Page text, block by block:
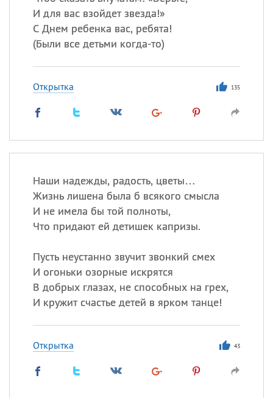
И для вас взойдет звезда!»
С Днем ребенка вас, ребята!
(Были все детьми когда-то)
Открытка 135
Наши надежды, радость, цветы…
Жизнь лишена была б всякого смысла
И не имела бы той полноты,
Что придают ей детишек капризы.
Пусть неустанно звучит звонкий смех
И огоньки озорные искрятся
В добрых глазах, не способных на грех,
И кружит счастье детей в ярком танце!
Открытка 43